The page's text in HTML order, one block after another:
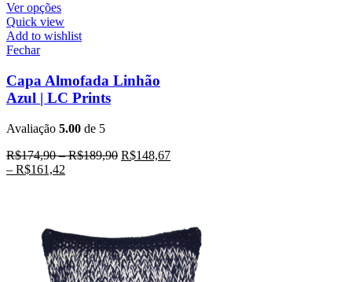
Ver opções
Quick view
Add to wishlist
Fechar
Capa Almofada Linhão
Azul | LC Prints
Avaliação 5.00 de 5
R$174,90–R$189,90 R$148,67
– R$161,42